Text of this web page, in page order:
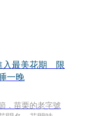
入最美花期 限
一晚
，苗栗的老字號